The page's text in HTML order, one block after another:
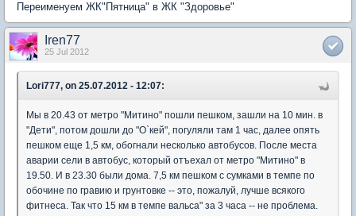
Переименуем ЖК"Пятница" в ЖК "Здоровье"
Iren77
25 Jul 2012
Lori777, on 25.07.2012 - 12:07:
Мы в 20.43 от метро "Митино" пошли пешком, зашли на 10 мин. в
"Дети", потом дошли до "О`кей", погуляли там 1 час, далее опять
пешком еще 1,5 км, обогнали несколько автобусов. После места
аварии сели в автобус, который отъехал от метро "Митино" в
19.50. И в 23.30 были дома. 7,5 км пешком с сумками в темпе по
обочине по гравию и грунтовке -- это, пожалуй, лучше всякого
фитнеса. Так что 15 км в темпе вальса" за 3 часа -- не проблема.